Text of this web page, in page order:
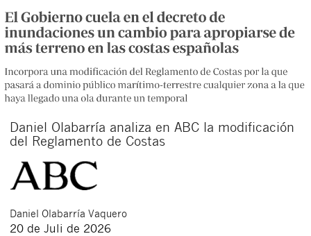
Daniel Olabarría analiza en ABC la modificación
del Reglamento de Costas
Daniel Olabarría Vaquero
20 de Juli de 2026